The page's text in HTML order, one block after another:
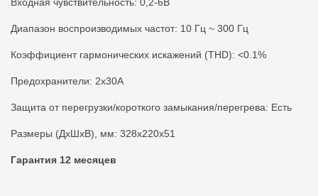
Диапазон воспроизводимых частот: 10 Гц ~ 300 Гц
Коэффициент гармонических искажений (THD): <0.1%
Предохранители: 2х30А
Защита от перегрузки/короткого замыкания/перегрева: Есть
Размеры (ДхШхВ), мм: 328х220х51
Гарантия 12 месяцев